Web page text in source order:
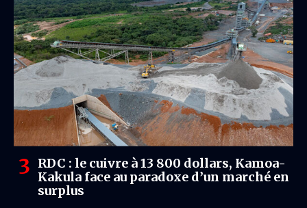
RDC : le cuivre à 13 800 dollars, Kamoa-
Kakula face au paradoxe d’un marché en
surplus